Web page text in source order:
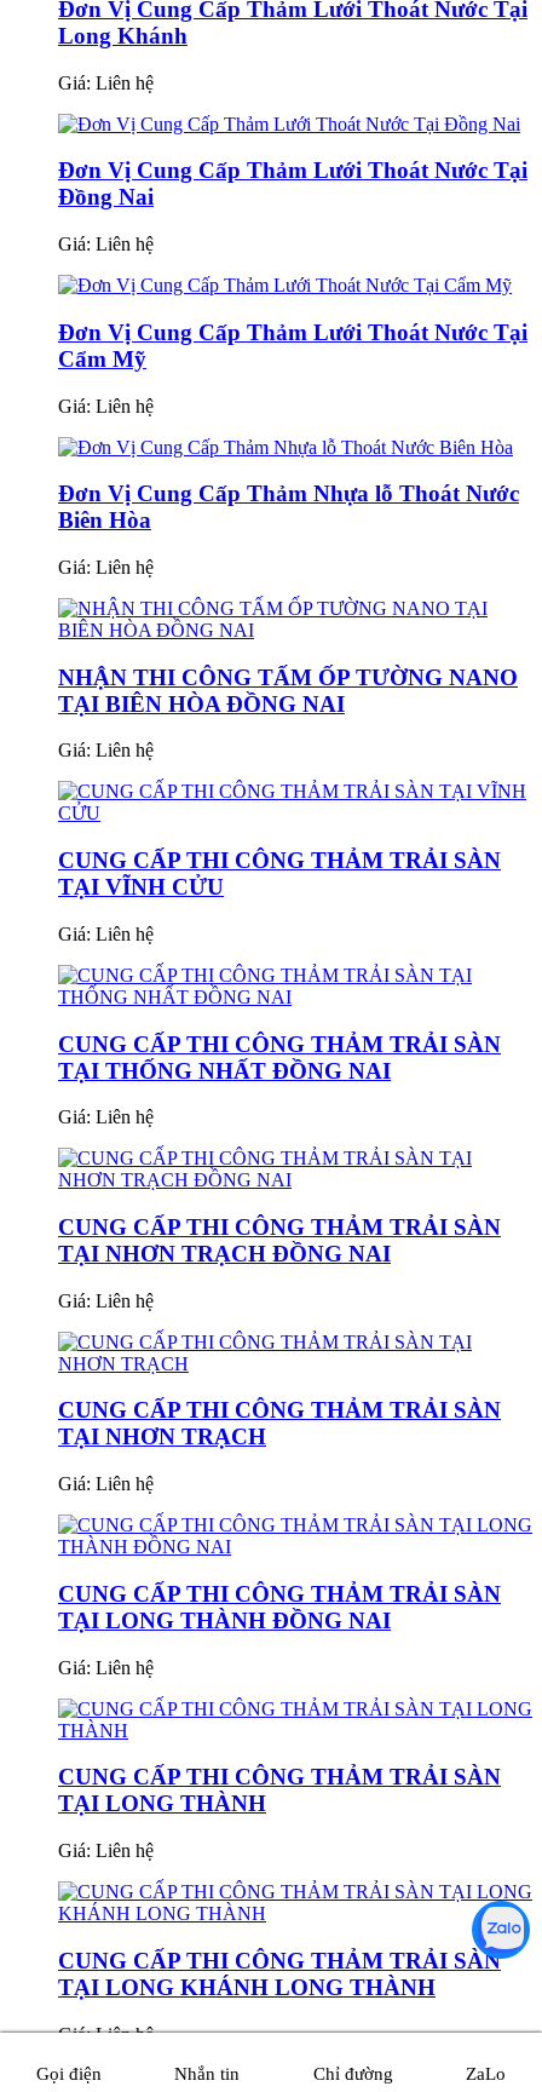
Đơn Vị Cung Cấp Thảm Lưới Thoát Nước Tại
Long Khánh
Giá: Liên hệ
Đơn Vị Cung Cấp Thảm Lưới Thoát Nước Tại
Đồng Nai
Giá: Liên hệ
Đơn Vị Cung Cấp Thảm Lưới Thoát Nước Tại
Cẩm Mỹ
Giá: Liên hệ
Đơn Vị Cung Cấp Thảm Nhựa lỗ Thoát Nước
Biên Hòa
Giá: Liên hệ
NHẬN THI CÔNG TẤM ỐP TƯỜNG NANO
TẠI BIÊN HÒA ĐỒNG NAI
Giá: Liên hệ
CUNG CẤP THI CÔNG THẢM TRẢI SÀN
TẠI VĨNH CỬU
Giá: Liên hệ
CUNG CẤP THI CÔNG THẢM TRẢI SÀN
TẠI THỐNG NHẤT ĐỒNG NAI
Giá: Liên hệ
CUNG CẤP THI CÔNG THẢM TRẢI SÀN
TẠI NHƠN TRẠCH ĐỒNG NAI
Giá: Liên hệ
CUNG CẤP THI CÔNG THẢM TRẢI SÀN
TẠI NHƠN TRẠCH
Giá: Liên hệ
CUNG CẤP THI CÔNG THẢM TRẢI SÀN
TẠI LONG THÀNH ĐỒNG NAI
Giá: Liên hệ
CUNG CẤP THI CÔNG THẢM TRẢI SÀN
TẠI LONG THÀNH
Giá: Liên hệ
CUNG CẤP THI CÔNG THẢM TRẢI SÀN
TẠI LONG KHÁNH LONG THÀNH
Giá:Liên hệ
Gọi điện Nhắn tin Chỉ đường ZaLo